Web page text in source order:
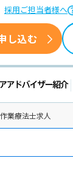
採用ご担当者様へ
し込む
報
業療法士求人